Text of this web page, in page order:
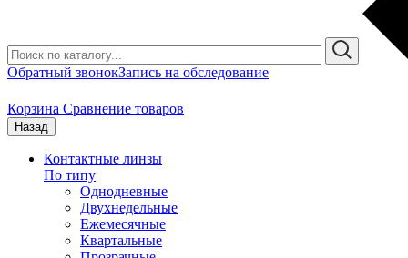
Обратный звонокЗапись на обследование
Корзина Сравнение товаров
Назад
Контактные линзы
По типу
Однодневные
Двухнедельные
Ежемесячные
Квартальные